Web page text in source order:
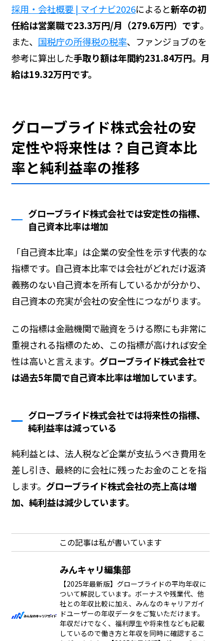
採用・会社概要 | マイナビ2026によると新卒の初
任給は営業職で23.3万円/月（279.6万円）です。
また、 国税庁の所得税の税率、ファンジョブのを
参考に算出した手取り額は年間約231.84万円。月
給は19.32万円です。
グローブライド株式会社の安
定性や将来性は？自己資本比
率と純利益率の推移
グローブライド株式会社では安定性の指標、
自己資本比率は増加
「自己資本比率」は企業の安全性を示す代表的な
指標です。自己資本比率では会社がどれだけ返済
義務のない自己資本を所有しているかが分かり、
自己資本の充実が会社の安全性につながります。
この指標は金融機関で融資をうける際にも非常に
重視される指標のため、この指標が高ければ安全
性は高いと言えます。 グローブライド株式会社で
は過去5年間で自己資本比率は増加しています。
グローブライド株式会社では将来性の指標、
純利益率は減っている
純利益とは、法人税など企業が支払うべき費用を
差し引き、最終的に会社に残ったお金のことを指
します。 グローブライド株式会社の売上高は増
加、純利益は減少しています。
この記事は私が書いています
みんキャリ編集部
【2025年最新版】グローブライドの平均年収に
ついて解説しています。ボーナスや残業代、他
社との年収比較に加え、みんなのキャリアガイ
ドユーザーの年収データをご覧いただけます。
年収だけでなく、福利厚生や将来性なども記載
しているので働き方と年収を同時に確認するこ